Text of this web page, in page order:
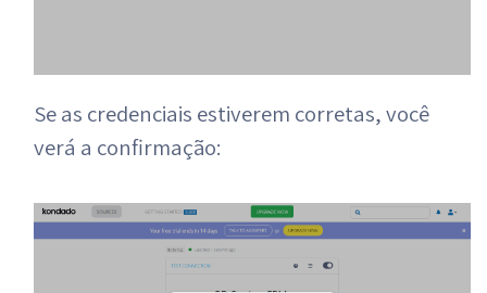
Se as credenciais estiverem corretas, você
verá a confirmação: